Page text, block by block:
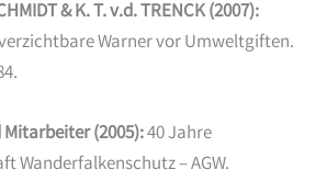
& K. T. v.d. TRENCK (2007):
Warner vor Umweltgiften.
(2005):40 Jahre
Wanderfalkenschutz – AGW.